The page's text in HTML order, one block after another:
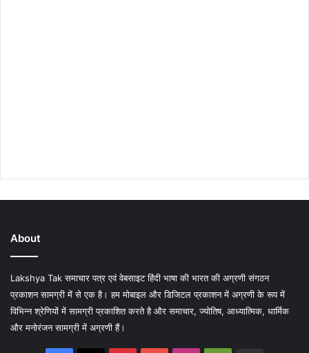
About
Lakshya Tak समाचार पत्र एवं वेबसाइट हिंदी भाषा की भारत की अग्रणी संगठन
प्रकाशन सामग्री में से एक है। हम मोबाइल और डिजिटल प्रकाशन में अग्रणी के रूप में
विभिन्न श्रेणियों में सामग्री प्रकाशित करते है और समाचार, ज्योतिष, आध्यात्मिक, धार्मिक
और मनोरंजन सामग्री में अग्रणी हैं।